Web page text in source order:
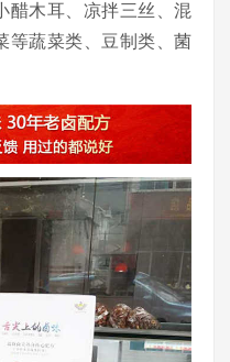
醋木耳、凉拌三丝、混
等蔬菜类、豆制类、菌